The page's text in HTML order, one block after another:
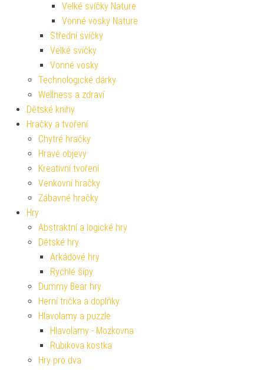
Velké svíčky Nature
Vonné vosky Nature
Střední svíčky
Velké svíčky
Vonné vosky
Technologické dárky
Wellness a zdraví
Dětské knihy
Hračky a tvoření
Chytré hračky
Hravé objevy
Kreativní tvoření
Venkovní hračky
Zábavné hračky
Hry
Abstraktní a logické hry
Dětské hry
Arkádové hry
Rychlé šípy
Dummy Bear hry
Herní trička a doplňky
Hlavolamy a puzzle
Hlavolamy - Mozkovna
Rubikova kostka
Hry pro dva